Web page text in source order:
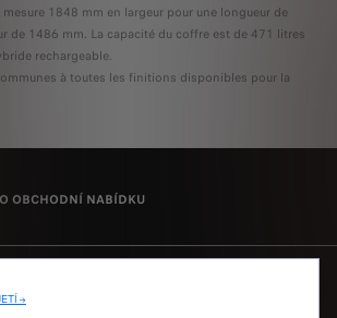
1848 mm en largeur pour une longueur de
de 1486 mm. La capacité du coffre est de 471 litres
rechargeable.
à toutes les finitions disponibles pour la
OBCHODNÍ NABÍDKU
→